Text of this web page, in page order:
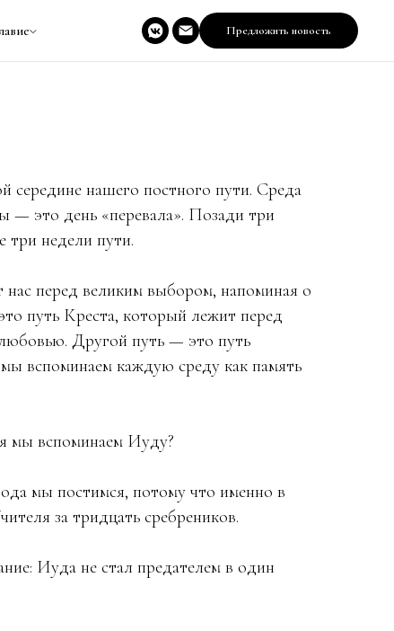
Предложить новость
середине нашего постного пути. Среда
— это день «перевала». Позади три
три недели пути.
перед великим выбором, напоминая о
путь Креста, который лежит перед
Другой путь — это путь
вспоминаем каждую среду как память
мы вспоминаем Иуду?
мы постимся, потому что именно в
за тридцать сребреников.
Иуда не стал предателем в один